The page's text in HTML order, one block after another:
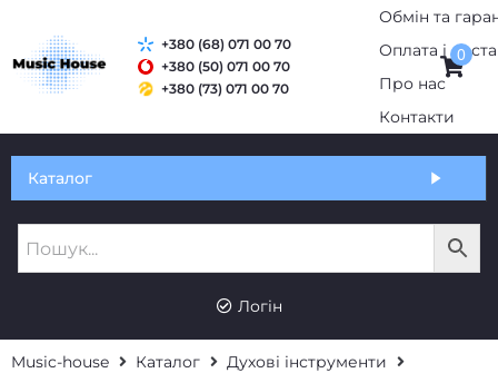
Обмін та
Оплата і
Про нас
Контакти
+380 (68) 071 00 70
+380 (50) 071 00 70
+380 (73) 071 00 70
0
Каталог
Логін
Music-house Каталог
Духові інструменти